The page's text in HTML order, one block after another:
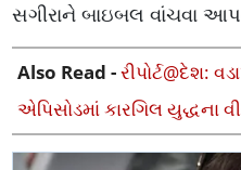
સગીરાને બાઇબલ વાંચવા
Also Read -રીપોર્ટ@દેશ:
એપિસોડમાં કારગિલ યુદ્ધના